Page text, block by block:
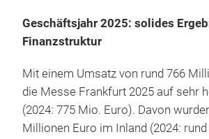
Geschäftsjahr 2025: solides
Finanzstruktur
Mit einem Umsatz von rund 766
die Messe Frankfurt 2025 auf sehr
(2024: 775 Mio. Euro). Davon
Millionen Euro im Inland (2024: